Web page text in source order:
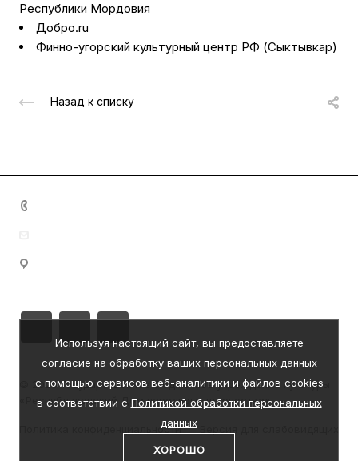
Республики Мордовия
Добро.ru
Финно-угорский культурный центр РФ (Сыктывкар)
Назад к списку
© 2026 Государственное бюджетное учреждение культуры
«Республиканский Дом народного творчества»
Политика конфиденциальности
Используя настоящий сайт, вы предоставляете
согласие на обработку ваших персональных данных
с помощью сервисов веб-аналитики и файлов cookies
в соответствии с Политикой обработки персональных
данных
ХОРОШО